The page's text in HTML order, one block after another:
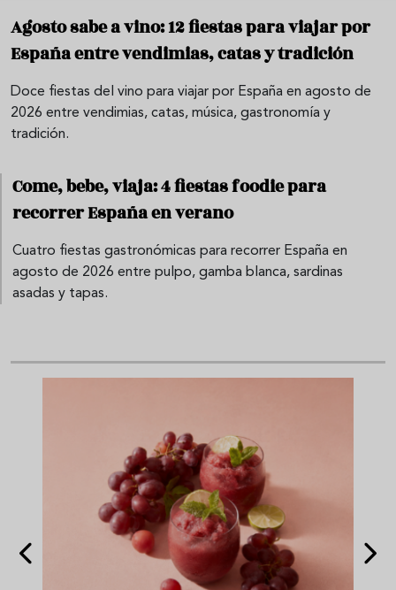
Agosto sabe a vino: 12 fiestas para viajar por
España entre vendimias, catas y tradición
Doce fiestas del vino para viajar por España en agosto de
2026 entre vendimias, catas, música, gastronomía y
tradición.
Come, bebe, viaja: 4 fiestas foodie para
recorrer España en verano
Cuatro fiestas gastronómicas para recorrer España en
agosto de 2026 entre pulpo, gamba blanca, sardinas
asadas y tapas.